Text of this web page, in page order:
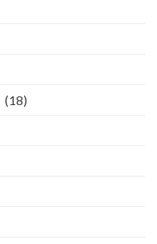
(18)